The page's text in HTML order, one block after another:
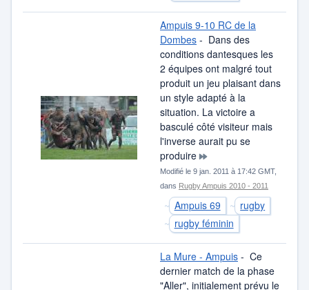
Ampuis 9-10 RC de la
Dombes - Dans des
conditions dantesques les
2 équipes ont malgré tout
produit un jeu plaisant dans
un style adapté à la
situation. La victoire a
basculé côté visiteur mais
l'inverse aurait pu se
produire
Modifié le 9 jan. 2011 à 17:42 GMT,
dans Rugby Ampuis 2010 - 2011
Ampuis 69
rugby
rugby féminin
La Mure - Ampuis - Ce
dernier match de la phase
"Aller", initialement prévu le